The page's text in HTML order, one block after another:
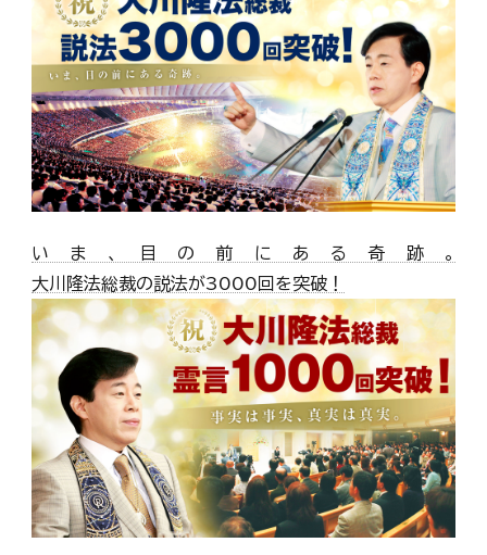
いま、目の前にある奇跡。
大川隆法総裁の説法が3000回を突破！